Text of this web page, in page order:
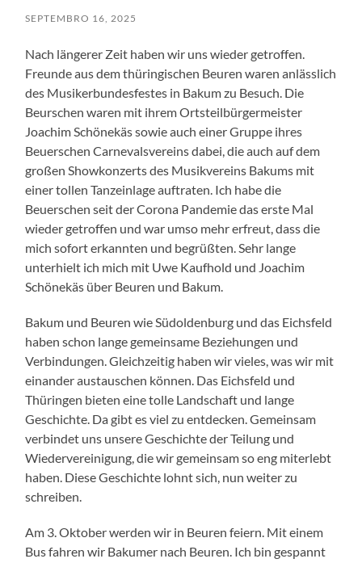
SEPTEMBRO 16, 2025
Nach längerer Zeit haben wir uns wieder getroffen.
Freunde aus dem thüringischen Beuren waren anlässlich
des Musikerbundesfestes in Bakum zu Besuch. Die
Beurschen waren mit ihrem Ortsteilbürgermeister
Joachim Schönekäs sowie auch einer Gruppe ihres
Beuerschen Carnevalsvereins dabei, die auch auf dem
großen Showkonzerts des Musikvereins Bakums mit
einer tollen Tanzeinlage auftraten. Ich habe die
Beuerschen seit der Corona Pandemie das erste Mal
wieder getroffen und war umso mehr erfreut, dass die
mich sofort erkannten und begrüßten. Sehr lange
unterhielt ich mich mit Uwe Kaufhold und Joachim
Schönekäs über Beuren und Bakum.
Bakum und Beuren wie Südoldenburg und das Eichsfeld
haben schon lange gemeinsame Beziehungen und
Verbindungen. Gleichzeitig haben wir vieles, was wir mit
einander austauschen können. Das Eichsfeld und
Thüringen bieten eine tolle Landschaft und lange
Geschichte. Da gibt es viel zu entdecken. Gemeinsam
verbindet uns unsere Geschichte der Teilung und
Wiedervereinigung, die wir gemeinsam so eng miterlebt
haben. Diese Geschichte lohnt sich, nun weiter zu
schreiben.
Am 3. Oktober werden wir in Beuren feiern. Mit einem
Bus fahren wir Bakumer nach Beuren. Ich bin gespannt